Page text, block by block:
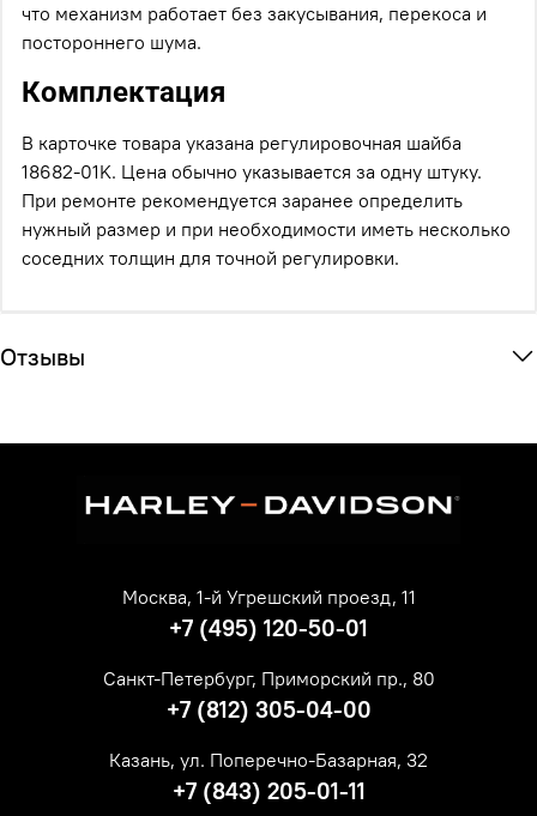
что механизм работает без закусывания, перекоса и
постороннего шума.
Комплектация
В карточке товара указана регулировочная шайба
18682-01K. Цена обычно указывается за одну штуку.
При ремонте рекомендуется заранее определить
нужный размер и при необходимости иметь несколько
соседних толщин для точной регулировки.
Отзывы
Москва, 1-й Угрешский проезд, 11
+7 (495) 120-50-01
Санкт-Петербург, Приморский пр., 80
+7 (812) 305-04-00
Казань, ул. Поперечно-Базарная, 32
+7 (843) 205-01-11